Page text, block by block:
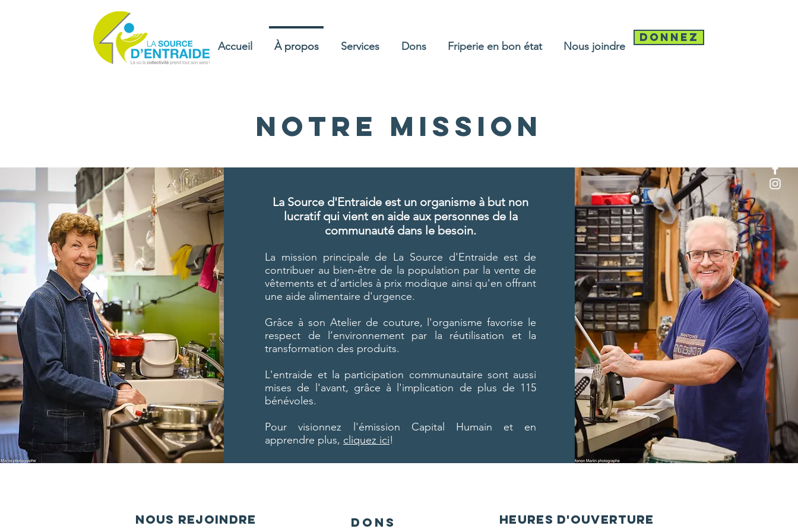
Accueil À propos Services Dons Friperie en bon état Nous joindre
Donnez
Notre mission
La Source d'Entraide est un organisme à but non
lucratif qui vient en aide aux personnes de la
communauté dans le besoin.
La mission principale de La Source d'Entraide est de
contribuer au bien-être de la population par la vente de
vêtements et d’articles à prix modique ainsi qu'en offrant
une aide alimentaire d'urgence.
Grâce à son Atelier de couture, l'organisme favorise le
respect de l’environnement par la réutilisation et la
transformation des produits.
L'entraide et la participation communautaire sont aussi
mises de l'avant, grâce à l'implication de plus de 115
bénévoles.
Pour visionnez l'émission Capital Humain et en
apprendre plus, c liquez ici!
Nous rejoindre Dons
Heures d'ouverture